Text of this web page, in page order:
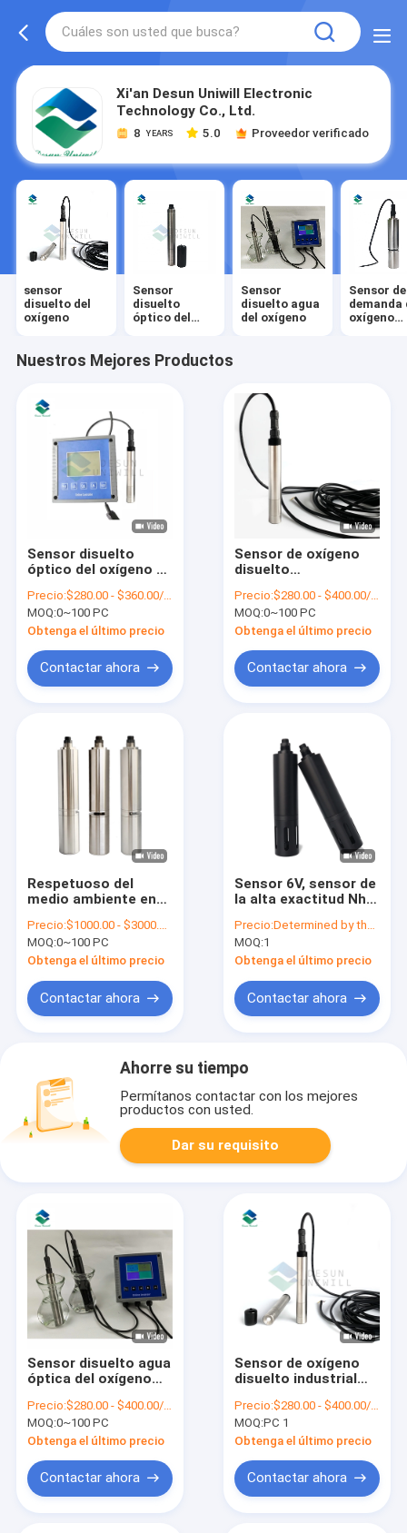
Xi'an Desun Uniwill Electronic
Technology Co., Ltd.
8 YEARS 5.0 Proveedor verificado
sensor
disuelto del
oxígeno
Sensor
disuelto
óptico del
Sensor
disuelto agua
del oxígeno
Sensor
demanda
oxígeno
Nuestros Mejores Productos
Sensor disuelto
óptico del oxígeno de
ISO 15 m para el
protocolo del
modbus de los
Precio:$280.00 - $360.00/ Piece
MOQ:0~100 PC
Obtenga el último precio
Contactar ahora
Sensor de oxígeno
disuelto
línea, sensor de agua
de alta precisión
Precio:$280.00 - $400.00/ Piece
MOQ:0~100 PC
Obtenga el último precio
Contactar ahora
Respetuoso del
medio ambiente en
UV254 del tío del
analizador tamaño
pequeño de los Tss
Precio:$1000.00 - $3000.00/ Piece
MOQ:0~100 PC
Obtenga el último precio
Contactar ahora
Sensor 6V, sensor de
la alta exactitud Nh4
agua de la
circulación
Precio:Determined by the number of specific orders
MOQ:1
Obtenga el último precio
Contactar ahora
Ahorre su tiempo
Permítanos contactar con los mejores
productos con usted.
Dar su requisito
Sensor disuelto agua
óptica del oxígeno
pesca de la
acuicultura
Precio:$280.00 - $400.00/ Piece
MOQ:0~100 PC
Obtenga el último precio
Contactar ahora
Sensor de oxígeno
disuelto industrial
luminiscencia de
salinidad de agua de
mar
Precio:$280.00 - $400.00/ Piece
MOQ:PC 1
Obtenga el último precio
Contactar ahora